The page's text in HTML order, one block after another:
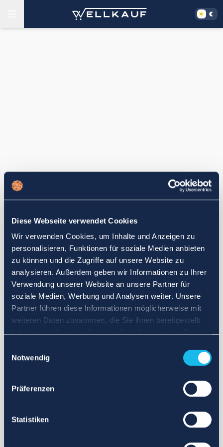
Diese Webseite verwendet Cookies
Wir verwenden Cookies, um Inhalte und Anzeigen zu
personalisieren, Funktionen für soziale Medien anbieten
zu können und die Zugriffe auf unsere Website zu
analysieren. Außerdem geben wir Informationen zu Ihrer
Verwendung unserer Website an unsere Partner für
soziale Medien, Werbung und Analysen weiter. Unsere
Partner führen diese Informationen möglicherweise mit
weiteren Daten zusammen, die Sie ihnen bereitgestellt
Notwendig
Präferenzen
Statistiken